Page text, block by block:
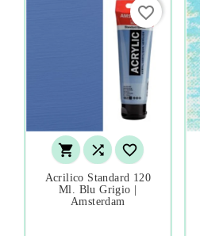
  
Acrilico Standard 120
Ml. Blu Grigio |
Amsterdam
favorite_border